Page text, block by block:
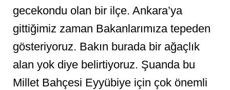
gecekondu olan bir ilçe. Ankara’ya
gittiğimiz zaman Bakanlarımıza tepeden
gösteriyoruz. Bakın burada bir ağaçlık
alan yok diye belirtiyoruz. Şuanda bu
Millet Bahçesi Eyyübiye için çok önemli